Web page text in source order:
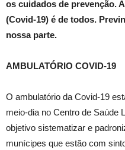
os cuidados de prevenção.
(Covid-19) é de todos.
nossa parte.
AMBULATÓRIO COVID-19
O ambulatório da Covid-19
meio-dia no Centro de Saúde
objetivo sistematizar e
munícipes que estão com